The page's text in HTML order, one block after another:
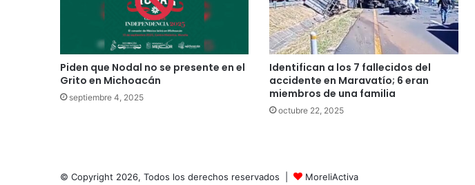
Piden que Nodal no se presente en el
Grito en Michoacán
septiembre 4, 2025
Identifican a los 7 fallecidos del
accidente en Maravatío; 6 eran
miembros de una familia
octubre 22, 2025
© Copyright 2026, Todos los derechos reservados | MoreliActiva